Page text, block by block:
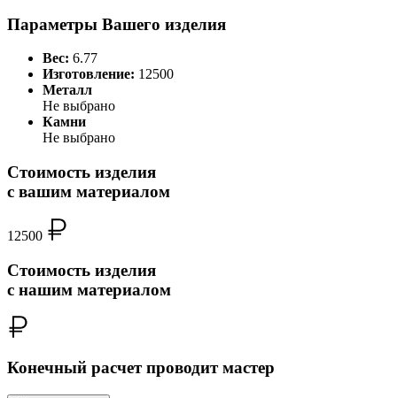
Параметры Вашего изделия
Вес: 6.77
Изготовление: 12500
Металл
Не выбрано
Камни
Не выбрано
Стоимость изделия
с вашим материалом
12500
Стоимость изделия
с нашим материалом
Конечный расчет проводит мастер